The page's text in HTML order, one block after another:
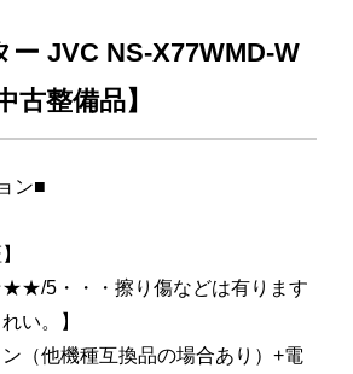
JVC NS-X77WMD-W
古整備品】
ン■
】
5・・・擦り傷などは有ります
れい。】
ン（他機種互換品の場合あり）+電